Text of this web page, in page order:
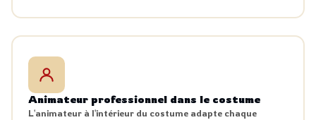
Animateur professionnel dans le costume
L'animateur à l'intérieur du costume adapte chaque